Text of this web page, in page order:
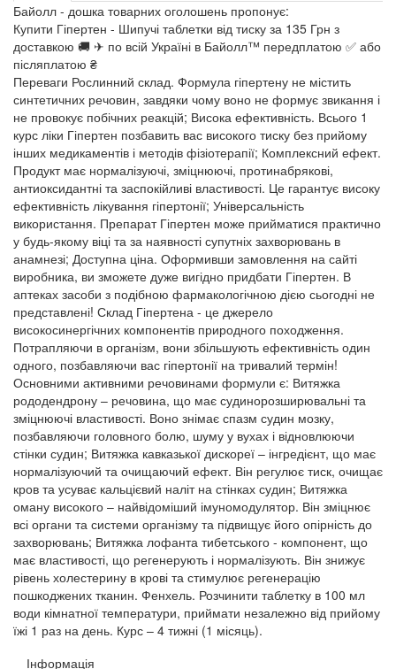
Байолл - дошка товарних оголошень пропонує:
Купити Гіпертен - Шипучі таблетки від тиску за 135 Грн з
доставкою 🚚 ✈ по всій Україні в Байолл™ передплатою ✅ або
післяплатою ₴
Переваги Рослинний склад. Формула гіпертену не містить
синтетичних речовин, завдяки чому воно не формує звикання і
не провокує побічних реакцій; Висока ефективність. Всього 1
курс ліки Гіпертен позбавить вас високого тиску без прийому
інших медикаментів і методів фізіотерапії; Комплексний ефект.
Продукт має нормалізуючі, зміцнюючі, протинабрякові,
антиоксидантні та заспокійливі властивості. Це гарантує високу
ефективність лікування гіпертонії; Універсальність
використання. Препарат Гіпертен може прийматися практично
у будь-якому віці та за наявності супутніх захворювань в
анамнезі; Доступна ціна. Оформивши замовлення на сайті
виробника, ви зможете дуже вигідно придбати Гіпертен. В
аптеках засоби з подібною фармакологічною дією сьогодні не
представлені! Склад Гіпертена - це джерело
високосинергічних компонентів природного походження.
Потрапляючи в організм, вони збільшують ефективність один
одного, позбавляючи вас гіпертонії на тривалий термін!
Основними активними речовинами формули є: Витяжка
рододендрону – речовина, що має судинорозширювальні та
зміцнюючі властивості. Воно знімає спазм судин мозку,
позбавляючи головного болю, шуму у вухах і відновлюючи
стінки судин; Витяжка кавказької дискореї – інгредієнт, що має
нормалізуючий та очищаючий ефект. Він регулює тиск, очищає
кров та усуває кальцієвий наліт на стінках судин; Витяжка
оману високого – найвідоміший імуномодулятор. Він зміцнює
всі органи та системи організму та підвищує його опірність до
захворювань; Витяжка лофанта тибетського - компонент, що
має властивості, що регенерують і нормалізують. Він знижує
рівень холестерину в крові та стимулює регенерацію
пошкоджених тканин. Фенхель. Розчинити таблетку в 100 мл
води кімнатної температури, приймати незалежно від прийому
їжі 1 раз на день. Курс – 4 тижні (1 місяць).
Інформація